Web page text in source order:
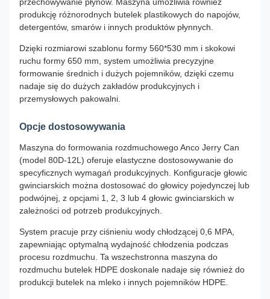
produkcję różnorodnych butelek plastikowych do napojów,
detergentów, smarów i innych produktów płynnych.
Dzięki rozmiarowi szablonu formy 560*530 mm i skokowi
ruchu formy 650 mm, system umożliwia precyzyjne
formowanie średnich i dużych pojemników, dzięki czemu
nadaje się do dużych zakładów produkcyjnych i
przemysłowych pakowalni.
Opcje dostosowywania
Maszyna do formowania rozdmuchowego Anco Jerry Can
(model 80D-12L) oferuje elastyczne dostosowywanie do
specyficznych wymagań produkcyjnych. Konfiguracje głowic
gwinciarskich można dostosować do głowicy pojedynczej lub
podwójnej, z opcjami 1, 2, 3 lub 4 głowic gwinciarskich w
zależności od potrzeb produkcyjnych.
System pracuje przy ciśnieniu wody chłodzącej 0,6 MPA,
zapewniając optymalną wydajność chłodzenia podczas
procesu rozdmuchu. Ta wszechstronna maszyna do
rozdmuchu butelek HDPE doskonale nadaje się również do
produkcji butelek na mleko i innych pojemników HDPE.